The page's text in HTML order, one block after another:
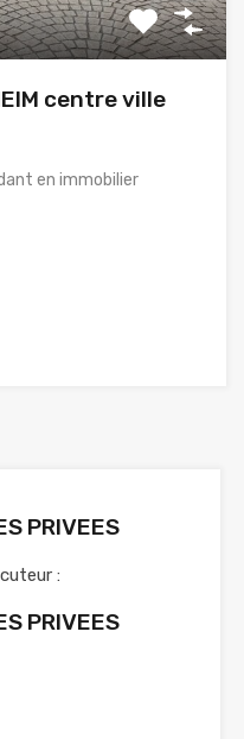
centre ville
en immobilier
PRIVEES
:
PRIVEES